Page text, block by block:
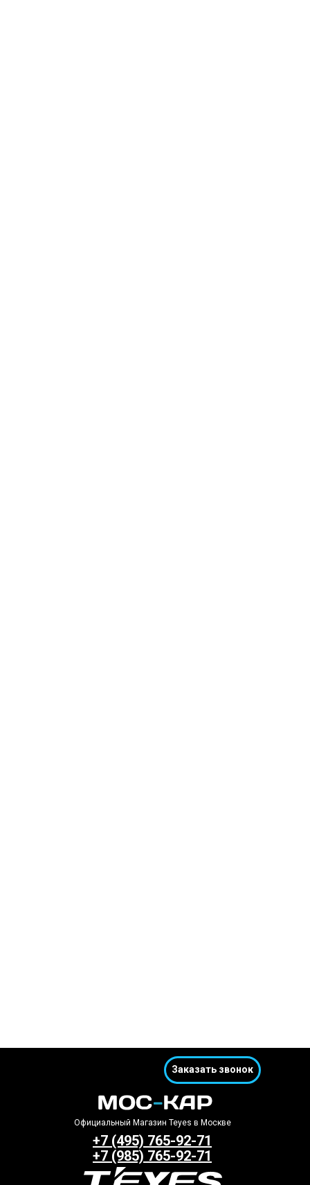
+7 (495) 765-92-71
+7 (985) 765-92-71
Заказать звонок
Официальный Магазин Teyes в Москве